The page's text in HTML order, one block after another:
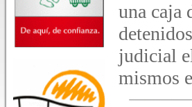
una caja
judicial
mismos